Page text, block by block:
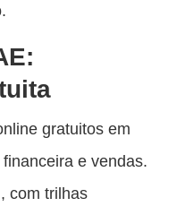
gratuitos em
e vendas.
com trilhas